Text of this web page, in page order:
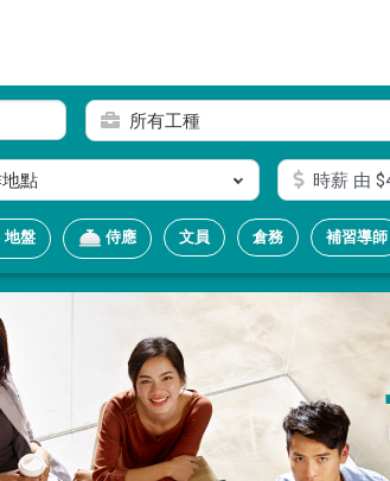
所有工種
點 時薪由 $
地盤 侍應 文員 倉務 補習導師